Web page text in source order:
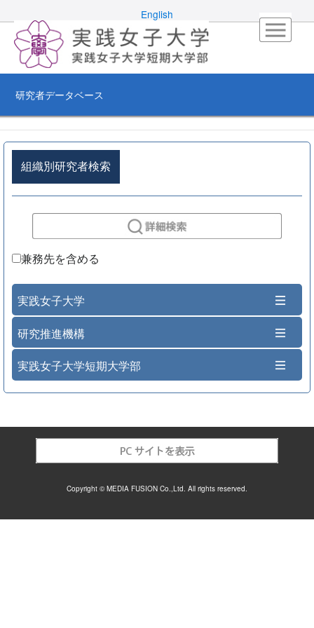
English
研究者データベース
組織別研究者検索
兼務先を含める
実践女子大学
研究推進機構
実践女子大学短期大学部
Copyright © MEDIA FUSION Co.,Ltd. All rights reserved.